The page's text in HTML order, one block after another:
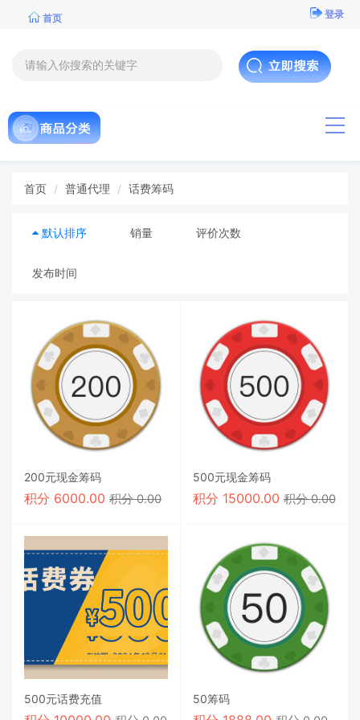
首页 登录
首页 普通代理 话费筹码
默认排序 销量 评价次数
发布时间
200元现金筹码
积分 6000.00 积分 0.00
500元现金筹码
积分 15000.00积分 0.00
500元话费充值 50筹码